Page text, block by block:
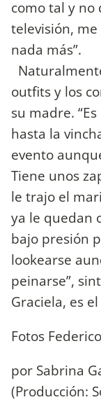
como tal y no
televisión,
nada más”.
outfits y los
su madre.
hasta la
evento
Tiene unos
le trajo el
ya le quedan
bajo presión
lookearse
peinarse”,
Graciela, es
Fotos
por Sabrina
(Producción: